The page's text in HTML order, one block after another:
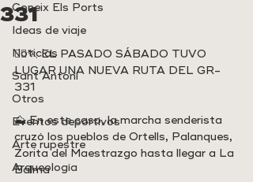
Coneix Els Ports
Ideas de viaje
Noticias
Sant Antoni
Otros
Eventos deportivos
Arte rupestre
Arqueología
331
🏃‍♀️🏃 EL PASADO SÁBADO TUVO
LUGAR UNA NUEVA RUTA DEL GR-
331
⛰️ En este caso, la marcha senderista
cruzó los pueblos de Ortells, Palanques,
Zorita del Maestrazgo hasta llegar a La
Balma